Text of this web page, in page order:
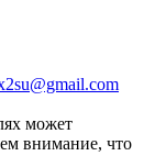
может
внимание, что